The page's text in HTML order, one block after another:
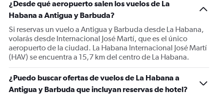
¿Desde qué aeropuerto salen los vuelos de La
Habana a Antigua y Barbuda?
Si reservas un vuelo a Antigua y Barbuda desde La Habana,
volarás desde Internacional José Martí, que es el único
aeropuerto de la ciudad. La Habana Internacional José Martí
(HAV) se encuentra a 15,7 km del centro de La Habana.
¿Puedo buscar ofertas de vuelos de La Habana a
Antigua y Barbuda que incluyan reservas de hotel?